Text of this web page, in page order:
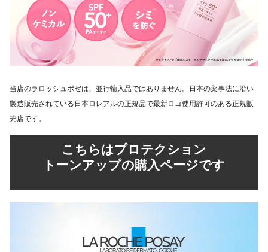
当店のラロッシュポゼは、並行輸入品ではありません。日本の薬事法に沿い
製造販売されている日本ロレアルの正規品で最新ロゴ使用許可のある正規販
売店です。
こちらはプロテクション
トーンアップの購入ページです